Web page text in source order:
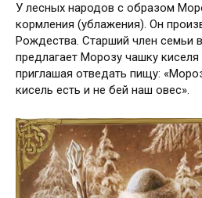
У лесных народов с образом
кормления (ублажения). Он
Рождества. Старший член семьи
предлагает Морозу чашку
приглашая отведать пищу:
кисель есть и не бей наш овес».